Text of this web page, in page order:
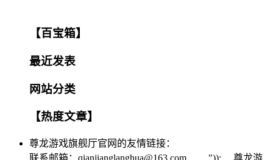
【百宝箱】
最近发表
网站分类
【热度文章】
尊龙游戏旗舰厅官网的友情链接：
联系邮箱： qianjianglanghua@163.com ")); 尊龙游